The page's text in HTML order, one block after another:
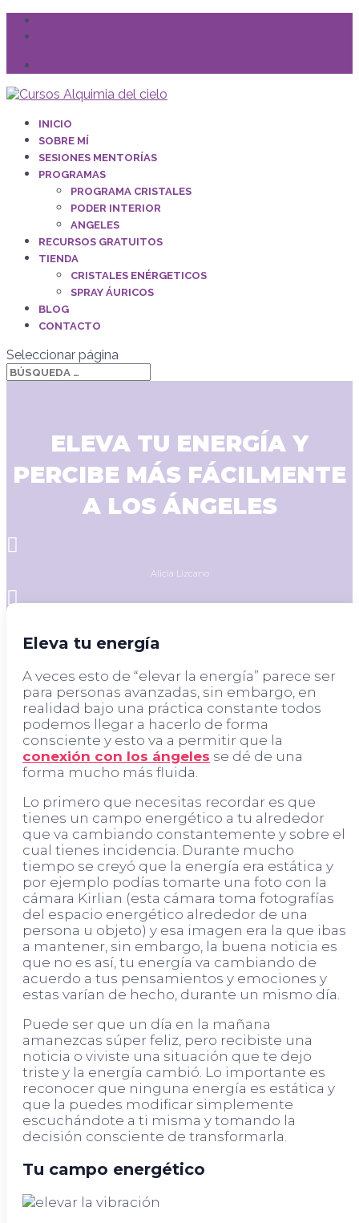
INICIO
SOBRE MÍ
SESIONES MENTORÍAS
PROGRAMAS
PROGRAMA CRISTALES
PODER INTERIOR
ANGELES
RECURSOS GRATUITOS
TIENDA
CRISTALES ENÉRGETICOS
SPRAY ÁURICOS
BLOG
CONTACTO
Seleccionar página
ELEVA TU ENERGÍA Y
PERCIBE MÁS FÁCILMENTE
A LOS ÁNGELES

Alicia Lizcano

Eleva tu energía
A veces esto de “elevar la energía” parece ser
para personas avanzadas, sin embargo, en
realidad bajo una práctica constante todos
podemos llegar a hacerlo de forma
consciente y esto va a permitir que la
conexión con los ángeles se dé de una
forma mucho más fluida.
Lo primero que necesitas recordar es que
tienes un campo energético a tu alrededor
que va cambiando constantemente y sobre el
cual tienes incidencia. Durante mucho
tiempo se creyó que la energía era estática y
por ejemplo podías tomarte una foto con la
cámara Kirlian (esta cámara toma fotografías
del espacio energético alrededor de una
persona u objeto) y esa imagen era la que ibas
a mantener, sin embargo, la buena noticia es
que no es así, tu energía va cambiando de
acuerdo a tus pensamientos y emociones y
estas varían de hecho, durante un mismo día.
Puede ser que un día en la mañana
amanezcas súper feliz, pero recibiste una
noticia o viviste una situación que te dejo
triste y la energía cambió. Lo importante es
reconocer que ninguna energía es estática y
que la puedes modificar simplemente
escuchándote a ti misma y tomando la
decisión consciente de transformarla.
Tu campo energético